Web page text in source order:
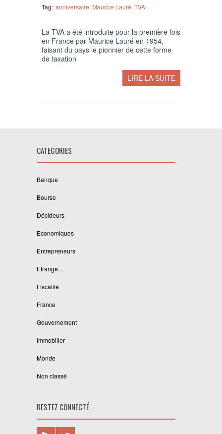
Tag: anniversaire Maurice Lauré TVA
La TVA a été introduite pour la première fois
en France par Maurice Lauré en 1954,
faisant du pays le pionnier de cette forme
de taxation
LIRE LA SUITE
CATEGORIES
Banque
Bourse
Décideurs
Economiques
Entrepreneurs
Etrange…
Fiscalité
France
Gouvernement
Immobilier
Monde
Non classé
RESTEZ CONNECTÉ